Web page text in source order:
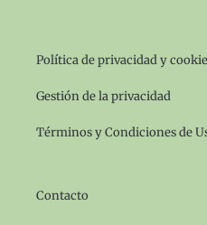
o
o
k
b
e
g
r
a
m
Política de privacidad y
Gestión de la privacidad
Términos y Condiciones de
Contacto